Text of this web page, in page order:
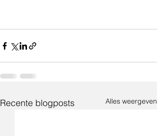
Recente blogposts Alles weergeven